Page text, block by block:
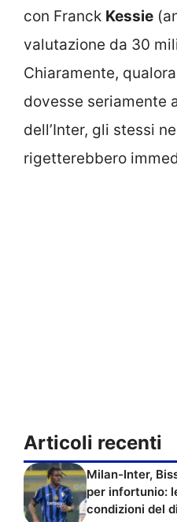
con Franck Kessie
valutazione da 30
Chiaramente,
dovesse seriamente
dell’Inter, gli stessi
rigetterebbero
Articoli recenti
Milan-Inter,
per infortunio:
condizioni del